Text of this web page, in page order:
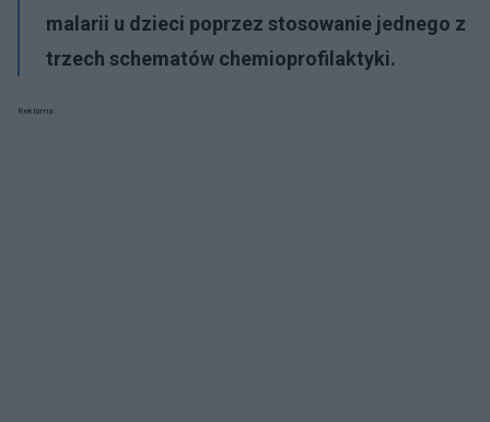
malarii u dzieci poprzez stosowanie jednego z
trzech schematów chemioprofilaktyki.
Reklama: